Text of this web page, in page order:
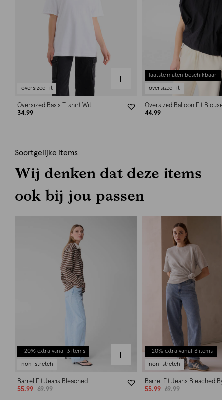
oversized fit
Oversized Basis T-shirt Wit
34.99
laatste maten beschikbaar
oversized fit
Oversized Balloon Fit
44.99
Soortgelijke items
Wij denken dat deze items
ook bij jou passen
-20% extra vanaf 3 items
non-stretch
Barrel Fit Jeans Bleached
55.99
69.99
-20% extra vanaf 3 items
non-stretch
Barrel Fit Jeans Bleached
55.99
69.99